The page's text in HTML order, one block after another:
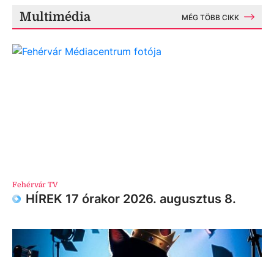
Multimédia MÉG TÖBB CIKK
Fehérvár TV
HÍREK 17 órakor 2026. augusztus 8.